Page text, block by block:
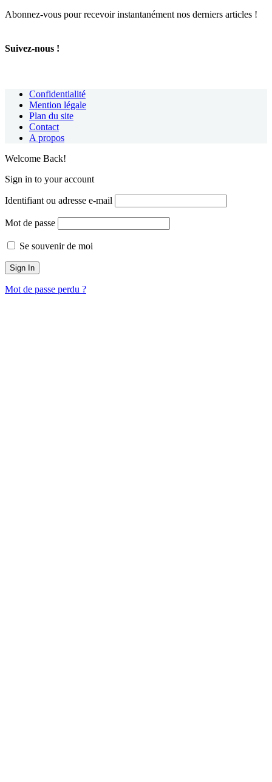
Abonnez-vous pour recevoir instantanément nos derniers articles !
Suivez-nous !
Confidentialité
Mention légale
Plan du site
Contact
A propos
Welcome Back!
Sign in to your account
Identifiant ou adresse e-mail
Mot de passe
Se souvenir de moi
Mot de passe perdu ?